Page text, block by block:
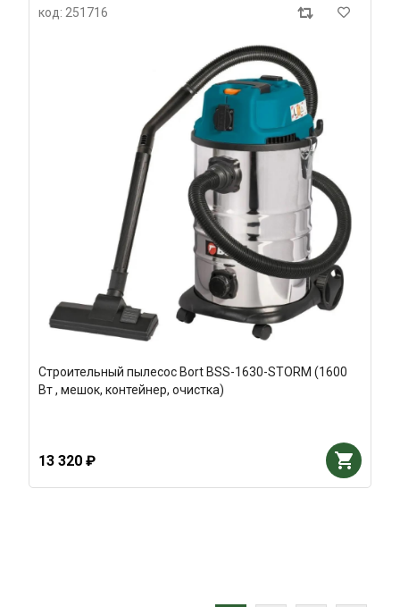
код: 251716
Строительный пылесос Bort BSS-1630-STORM (1600
Вт , мешок, контейнер, очистка)
13 320 ₽